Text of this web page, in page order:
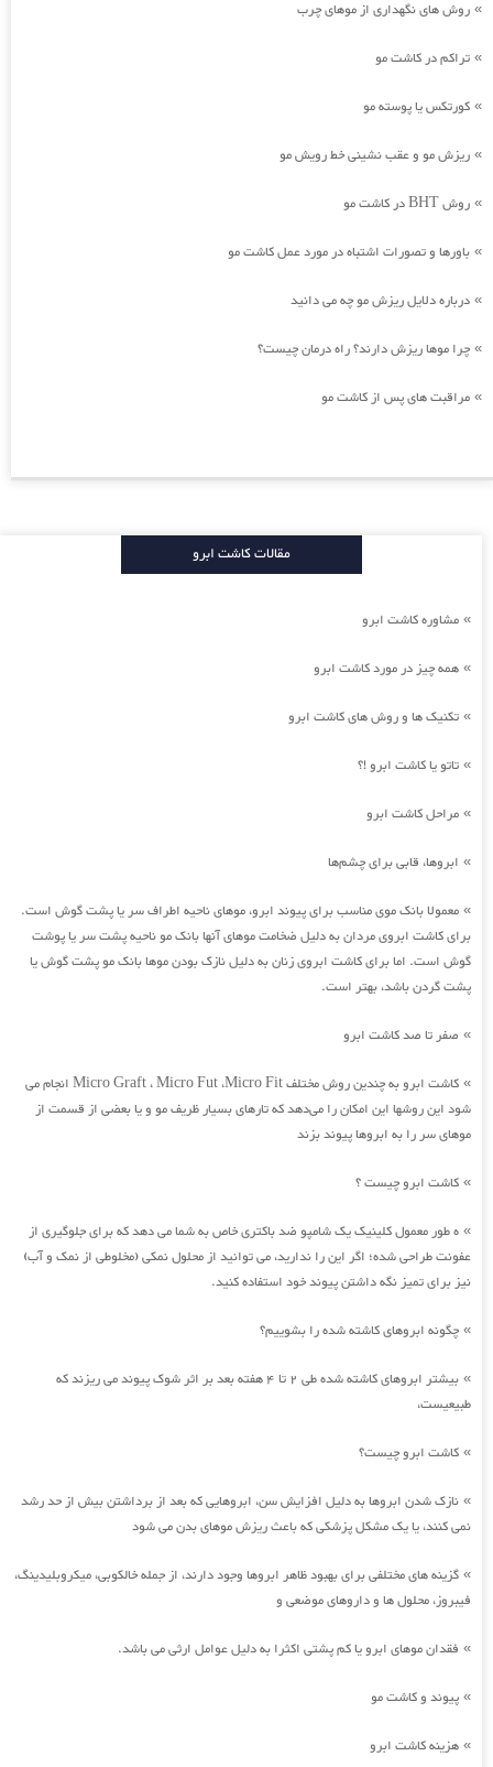
» روش های نگهداری از موهای چرب
» تراکم در کاشت مو
» کورتکس یا پوسته مو
» ریزش مو و عقب نشینی خط رویش مو
» روش BHT در کاشت مو
» باورها و تصورات اشتباه در مورد عمل کاشت مو
» درباره دلایل ریزش مو چه می دانید
» چرا موها ریزش دارند؟ راه درمان چیست؟
» مراقبت های پس از کاشت مو
مقالات کاشت ابرو
» مشاوره کاشت ابرو
» همه چیز در مورد کاشت ابرو
» تکنیک ها و روش های کاشت ابرو
» تاتو یا کاشت ابرو !؟
» مراحل کاشت ابرو
» ابروها، قابی برای چشم‌ها
» معمولا بانک موی مناسب برای پیوند ابرو، موهای ناحیه اطراف سر یا پشت گوش است.
برای کاشت ابروی مردان به دلیل ضخامت موهای آنها بانک مو ناحیه پشت سر یا پوشت
گوش است. اما برای کاشت ابروی زنان به دلیل نازک بودن موها بانک مو پشت گوش یا
پشت گردن باشد، بهتر است.
» صفر تا صد کاشت ابرو
»
کاشت ابرو به چندین روش مختلف Micro Graft ، Micro Fut ،Micro Fit انجام می
شود این روشها این امکان را می‌دهد که تارهای بسیار ظریف مو و یا بعضی از قسمت از
موهای سر را به ابروها پیوند بزند
» کاشت ابرو چیست ؟
» ه طور معمول کلینیک یک شامپو ضد باکتری خاص به شما می دهد که برای جلوگیری از
عفونت طراحی شده؛ اگر این را ندارید، می توانید از محلول نمکی (مخلوطی از نمک و آب)
نیز برای تمیز نگه داشتن پیوند خود استفاده کنید.
» چگونه ابروهای کاشته شده را بشوییم؟
»
بیشتر ابروهای کاشته شده طی 2 تا 4 هفته بعد بر اثر شوک پیوند می ریزند که
طبیعیست،
» کاشت ابرو چیست؟
» نازک شدن ابروها به دلیل افزایش سن، ابروهایی که بعد از برداشتن بیش از حد رشد
نمی کنند، یا یک مشکل پزشکی که باعث ریزش موهای بدن می شود
» گزینه های مختلفی برای بهبود ظاهر ابروها وجود دارند، از جمله خالکوبی، میکروبلیدینگ،
فیبروز، محلول ها و داروهای موضعی و
» فقدان موهای ابرو یا کم پشتی اکثرا به دلیل عوامل ارثی می باشد.
» پیوند و کاشت مو
» هزینه کاشت ابرو